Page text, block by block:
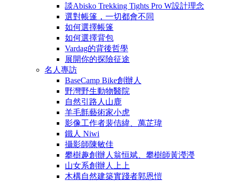
談Abisko Trekking Tights Pro W設計理念
選對帳篷，一切都會不同
如何選擇帳篷
如何選擇背包
Vardag的背後哲學
展開你的探險征途
名人專訪
BaseCamp Bike創辦人
野灣野生動物醫院
自然引路人山鹿
羊毛氈藝術家小虎
影像工作者裴佶緯、萬芷瑋
鐵人 Niwi
攝影師陳敏佳
攀樹趣創辦人翁恒斌、攀樹師黃瀅瀅
山女系創辦人上上
木構自然建築實踐者郭恩愷